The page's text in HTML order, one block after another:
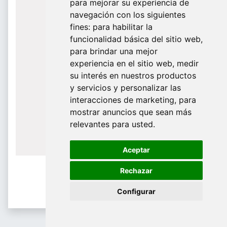
para mejorar su experiencia de
navegación con los siguientes
fines: para habilitar la
funcionalidad básica del sitio web,
para brindar una mejor
experiencia en el sitio web, medir
su interés en nuestros productos
y servicios y personalizar las
interacciones de marketing, para
mostrar anuncios que sean más
relevantes para usted.
Aceptar
Rechazar
Configurar
De Domingo a Viernes
¿Te ayudamos?
688 097 373
​ info@tridecor.net
Contáctanos